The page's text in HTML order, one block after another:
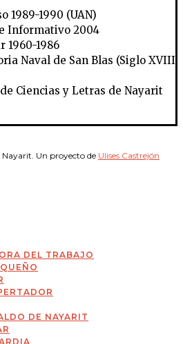
1989-1990 (UAN)
Informativo 2004
1960-1986
Naval de San Blas (Siglo XVIII
Ciencias y Letras de Nayarit
Un proyecto de Ulises Castrejón
DEL TRABAJO
DE NAYARIT